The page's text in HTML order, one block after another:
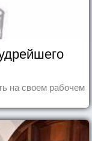
на своем рабочем